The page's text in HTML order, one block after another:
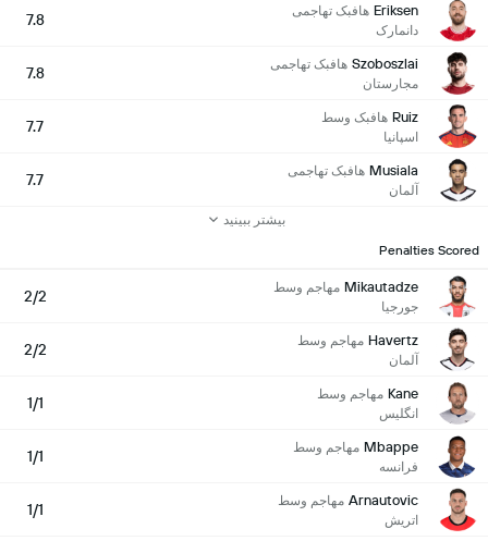
Eriksen هافبک تهاجمی
دانمارک
7.8
Szoboszlai هافبک تهاجمی
مجارستان
7.8
Ruiz هافبک وسط
اسپانیا
7.7
Musiala هافبک تهاجمی
آلمان
7.7
بیشتر ببینید
Penalties Scored
Mikautadze مهاجم وسط
جورجیا
2/2
Havertz مهاجم وسط
آلمان
2/2
Kane مهاجم وسط
انگلیس
1/1
Mbappe مهاجم وسط
فرانسه
1/1
Arnautovic مهاجم وسط
اتریش
1/1